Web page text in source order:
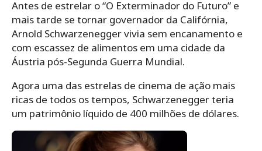
Antes de estrelar o “O Exterminador do Futuro” e
mais tarde se tornar governador da Califórnia,
Arnold Schwarzenegger vivia sem encanamento e
com escassez de alimentos em uma cidade da
Áustria pós-Segunda Guerra Mundial.
Agora uma das estrelas de cinema de ação mais
ricas de todos os tempos, Schwarzenegger teria
um patrimônio líquido de 400 milhões de dólares.